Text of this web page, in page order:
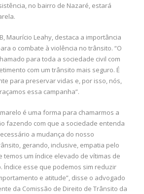
no bairro de Nazaré, estará
Maurício Leahy, destaca a importância
o combate à violência no trânsito. “O
para toda a sociedade civil com
com um trânsito mais seguro. É
para preservar vidas e, por isso, nós,
essa campanha”.
é uma forma para chamarmos a
fazendo com que a sociedade entenda
a mudança do nosso
gerando, inclusive, empatia pelo
temos um índice elevado de vítimas de
Índice esse que podemos sim reduzir
e atitude”, disse o advogado
da Comissão de Direito de Trânsito da